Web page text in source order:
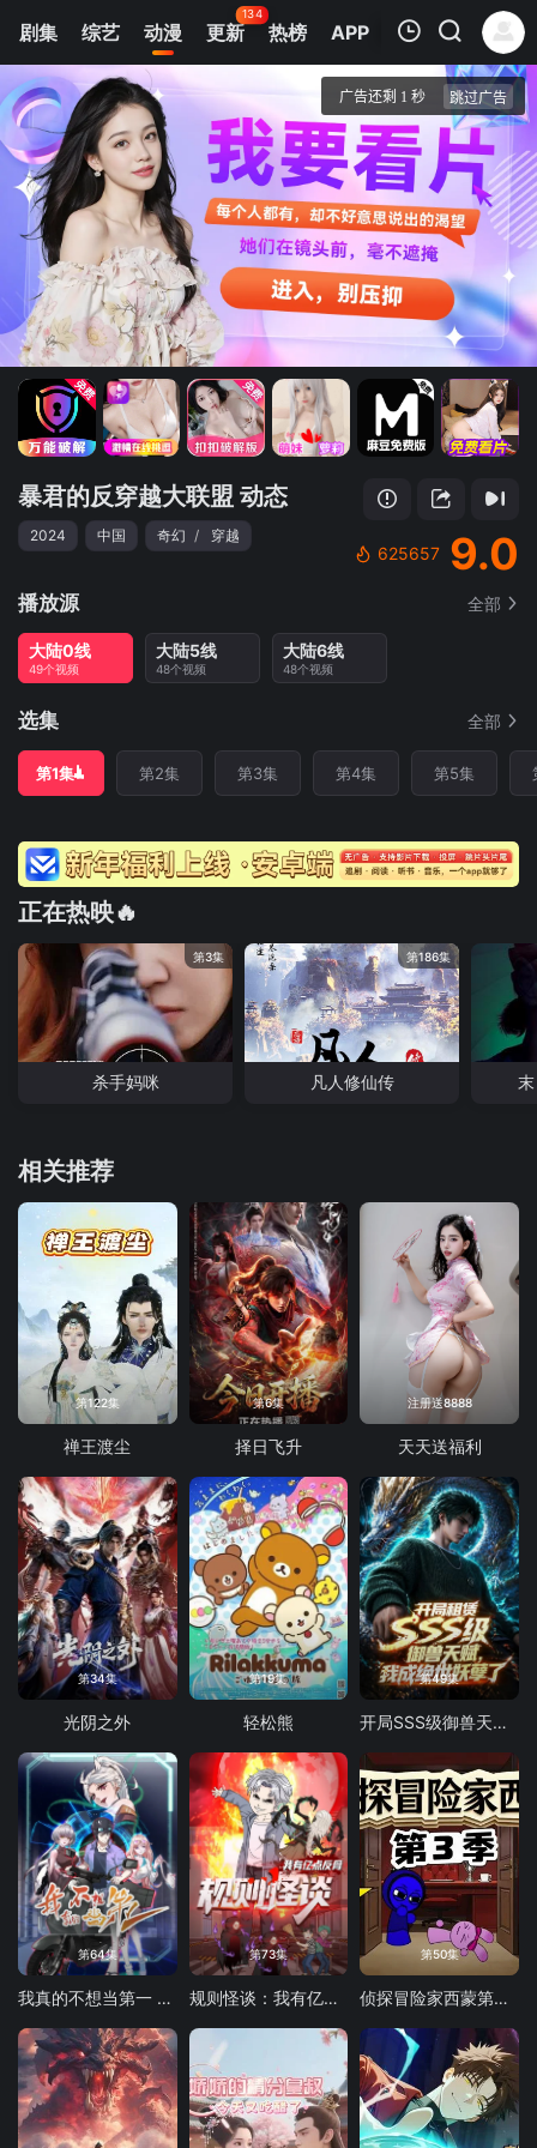
剧集 综艺 动漫 更新
134
热榜 APP
我的观影记录
第1集
暴君的反穿越大联盟 动态漫画
清空
暴君的反穿越大联盟 动态
2024 中国 奇幻 / 穿越
625657 9.0
播放源 全部
大陆0线
49个视频
大陆5线
48个视频
大陆6线
48个视频
选集 全部
第1集 第2集 第3集 第4集 第5集
正在热映🔥
第3集
杀手妈咪
第186集
凡人修仙传
相关推荐
第122集
禅王渡尘
第6集
择日飞升
注册送8888
天天送福利
第34集
光阴之外
第19集
轻松熊
第49集
开局SSS级御兽天赋，我成绝世妖孽动态漫画
第64集
我真的不想当第一 第二季
第73集
规则怪谈：我有亿点反骨
第50集
侦探冒险家西蒙第三季